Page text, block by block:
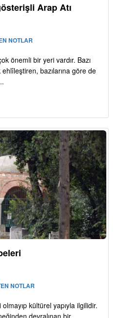
Arap Atı
NOTLAR
önemli bir yeri vardır. Bazı
ehlîleştiren, bazılarına göre de
NOTLAR
kültürel yapıyla ilgilidir.
devralınan bir